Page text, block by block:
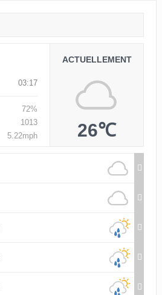
03:17
72%
1013
5.22mph
ACTUELLEMENT
26℃